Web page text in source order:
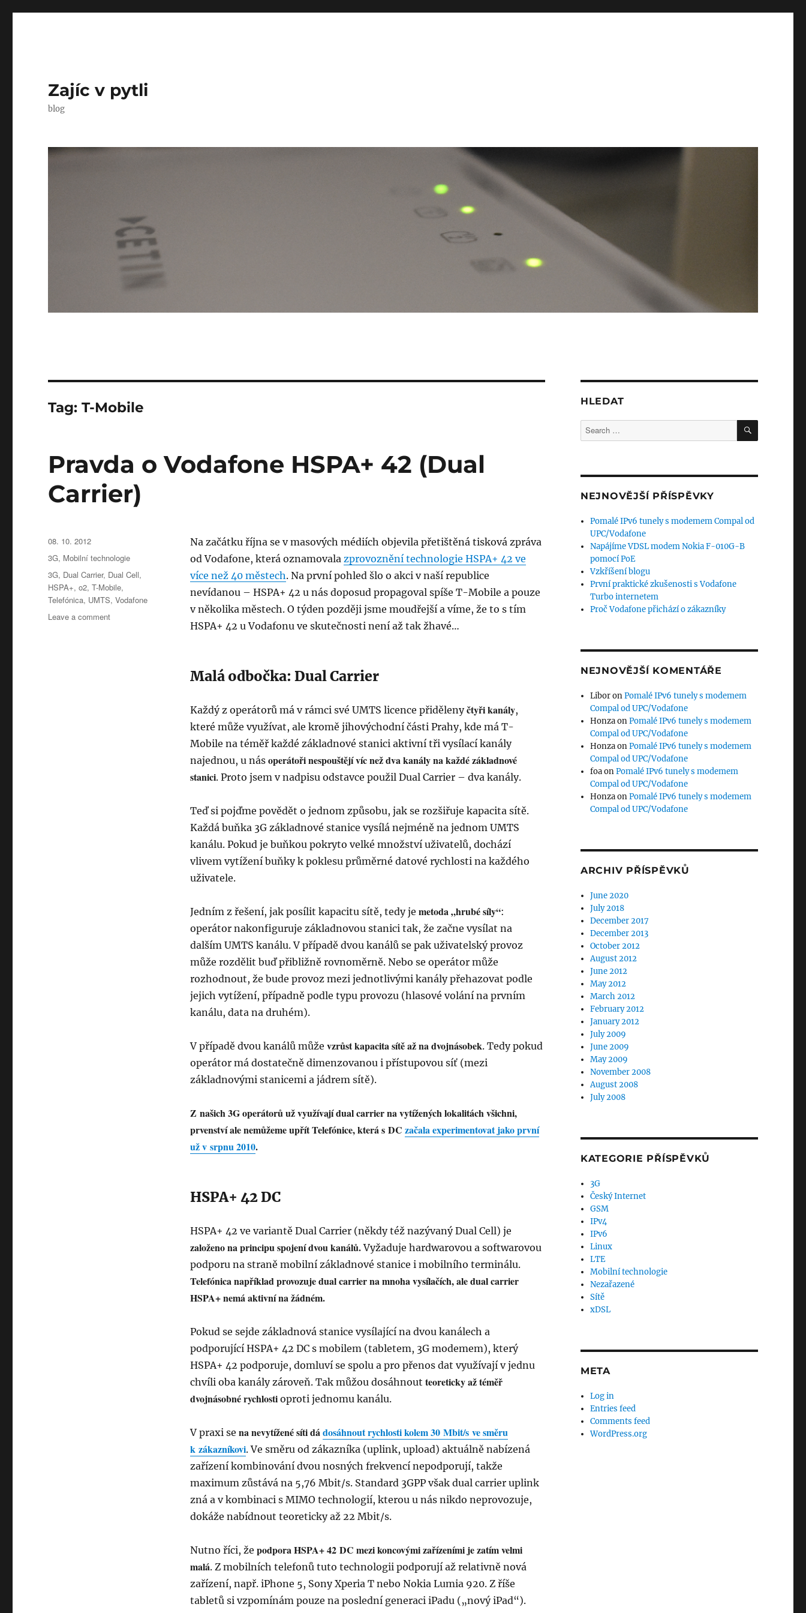
Zajíc v pytli
blog
Tag:T-Mobile
Pravda o Vodafone HSPA+ 42 (Dual
Carrier)
Na začátku října se v masových médiích objevila přetištěná tisková zpráva
od Vodafone, která oznamovala zprovoznění technologie HSPA+ 42 ve
více než 40 městech. Na první pohled šlo o akci v naší republice
nevídanou – HSPA+ 42 u nás doposud propagoval spíše T-Mobile a pouze
v několika městech. O týden později jsme moudřejší a víme, že to s tím
HSPA+ 42 u Vodafonu ve skutečnosti není až tak žhavé…
Malá odbočka: Dual Carrier
Každý z operátorů má v rámci své UMTS licence přidělenyčtyři kanály,
které může využívat, ale kromě jihovýchodní části Prahy, kde má T-
Mobile na téměř každé základnové stanici aktivní tři vysílací kanály
najednou, u nás operátoři nespouštějí víc než dva kanály na každé základnové
stanici. Proto jsem v nadpisu odstavce použil Dual Carrier – dva kanály.
Teď si pojďme povědět o jednom způsobu, jak se rozšiřuje kapacita sítě.
Každá buňka 3G základnové stanice vysílá nejméně na jednom UMTS
kanálu. Pokud je buňkou pokryto velké množství uživatelů, dochází
vlivem vytížení buňky k poklesu průměrné datové rychlosti na každého
uživatele.
Jedním z řešení, jak posílit kapacitu sítě, tedy je metoda „hrubé síly“:
operátor nakonfiguruje základnovou stanici tak, že začne vysílat na
dalším UMTS kanálu. V případě dvou kanálů se pak uživatelský provoz
může rozdělit buď přibližně rovnoměrně. Nebo se operátor může
rozhodnout, že bude provoz mezi jednotlivými kanály přehazovat podle
jejich vytížení, případně podle typu provozu (hlasové volání na prvním
kanálu, data na druhém).
V případě dvou kanálů může vzrůst kapacita sítě až na dvojnásobek. Tedy pokud
operátor má dostatečně dimenzovanou i přístupovou síť (mezi
základnovými stanicemi a jádrem sítě).
Z našich 3G operátorů už využívají dual carrier na vytížených lokalitách všichni,
prvenství ale nemůžeme upřít Telefónice, která s DC začala experimentovat jako první
už v srpnu 2010.
HSPA+ 42 DC
HSPA+ 42 ve variantě Dual Carrier (někdy též nazývaný Dual Cell) je
založeno na principu spojení dvou kanálů.Vyžaduje hardwarovou a softwarovou
podporu na straně mobilní základnové stanice i mobilního terminálu.
Telefónica například provozuje dual carrier na mnoha vysílačích, ale dual carrier
HSPA+ nemá aktivní na žádném.
Pokud se sejde základnová stanice vysílající na dvou kanálech a
podporující HSPA+ 42 DC s mobilem (tabletem, 3G modemem), který
HSPA+ 42 podporuje, domluví se spolu a pro přenos dat využívají v jednu
chvíli oba kanály zároveň. Tak můžou dosáhnout teoreticky až téměř
dvojnásobné rychlostioproti jednomu kanálu.
V praxi se na nevytížené síti dádosáhnout rychlosti kolem 30 Mbit/s ve směru
k zákazníkovi. Ve směru od zákazníka (uplink, upload) aktuálně nabízená
zařízení kombinování dvou nosných frekvencí nepodporují, takže
maximum zůstává na 5,76 Mbit/s. Standard 3GPP však dual carrier uplink
zná a v kombinaci s MIMO technologií, kterou u nás nikdo neprovozuje,
dokáže nabídnout teoreticky až 22 Mbit/s.
Nutno říci, že podpora HSPA+ 42 DC mezi koncovými zařízeními je zatím velmi
malá. Z mobilních telefonů tuto technologii podporují až relativně nová
zařízení, např. iPhone 5, Sony Xperia T nebo Nokia Lumia 920. Z říše
tabletů si vzpomínám pouze na poslední generaci iPadu („nový iPad“).
Posted
on
08. 10. 2012
Categories
3G, Mobilní technologie
Tags
3G, Dual Carrier, Dual Cell,
HSPA+,o2,T-Mobile,
Telefónica, UMTS,Vodafone
Leave a commenton
HLEDAT
Search
for:
SEARCH
NEJNOVĚJŠÍ PŘÍSPĚVKY
Pomalé IPv6 tunely s modemem Compal od
UPC/Vodafone
Napájíme VDSL modem Nokia F-010G-B
pomocí PoE
Vzkříšení blogu
První praktické zkušenosti s Vodafone
Turbo internetem
Proč Vodafone přichází o zákazníky
NEJNOVĚJŠÍ KOMENTÁŘE
LiboronPomalé IPv6 tunely s modemem
Compal od UPC/Vodafone
HonzaonPomalé IPv6 tunely s modemem
Compal od UPC/Vodafone
HonzaonPomalé IPv6 tunely s modemem
Compal od UPC/Vodafone
foaonPomalé IPv6 tunely s modemem
Compal od UPC/Vodafone
HonzaonPomalé IPv6 tunely s modemem
Compal od UPC/Vodafone
ARCHIV PŘÍSPĚVKŮ
June 2020
July 2018
December 2017
December 2013
October 2012
August 2012
June 2012
May 2012
March 2012
February 2012
January 2012
July 2009
June 2009
May 2009
November 2008
August 2008
July 2008
KATEGORIE PŘÍSPĚVKŮ
3G
Český Internet
GSM
IPv4
IPv6
Linux
LTE
Mobilní technologie
Nezařazené
Sítě
xDSL
META
Log in
Entries feed
Comments feed
WordPress.org